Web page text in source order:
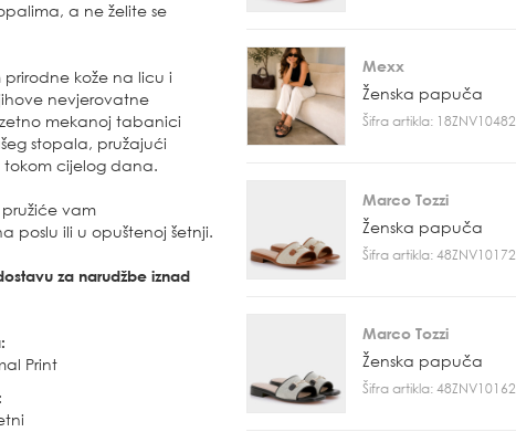
a ne želite se
kože na licu i
nevjerovatne
mekanoj tabanici
stopala, pružajući
cijelog dana.
vam
poslu ili u opuštenoj šetnji.
za narudžbe iznad
Print
Mexx
Ženska papuča
Šifra artikla: 18ZNV10482
Marco Tozzi
Ženska papuča
Šifra artikla: 48ZNV10172
Marco Tozzi
Ženska papuča
Šifra artikla: 48ZNV10162